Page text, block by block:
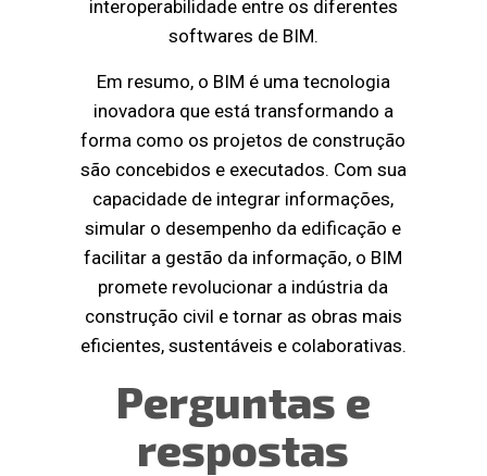
interoperabilidade entre os diferentes
softwares de BIM.
Em resumo, o BIM é uma tecnologia
inovadora que está transformando a
forma como os projetos de construção
são concebidos e executados. Com sua
capacidade de integrar informações,
simular o desempenho da edificação e
facilitar a gestão da informação, o BIM
promete revolucionar a indústria da
construção civil e tornar as obras mais
eficientes, sustentáveis e colaborativas.
Perguntas e
respostas